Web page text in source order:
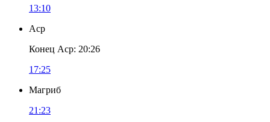
13:10
Аср
Конец Аср: 20:26
17:25
Магриб
21:23